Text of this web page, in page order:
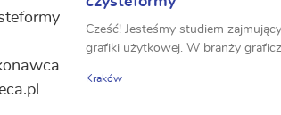
Cześć! Jesteśmy studiem
grafiki użytkowej. W branży
Kraków